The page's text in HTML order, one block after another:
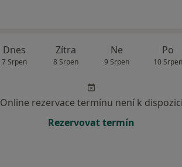
Dnes
7 Srpen
Zítra
8 Srpen
Ne
9 Srpen
Po
10 Srpen
Online rezervace termínu není k dispozici
Rezervovat termín